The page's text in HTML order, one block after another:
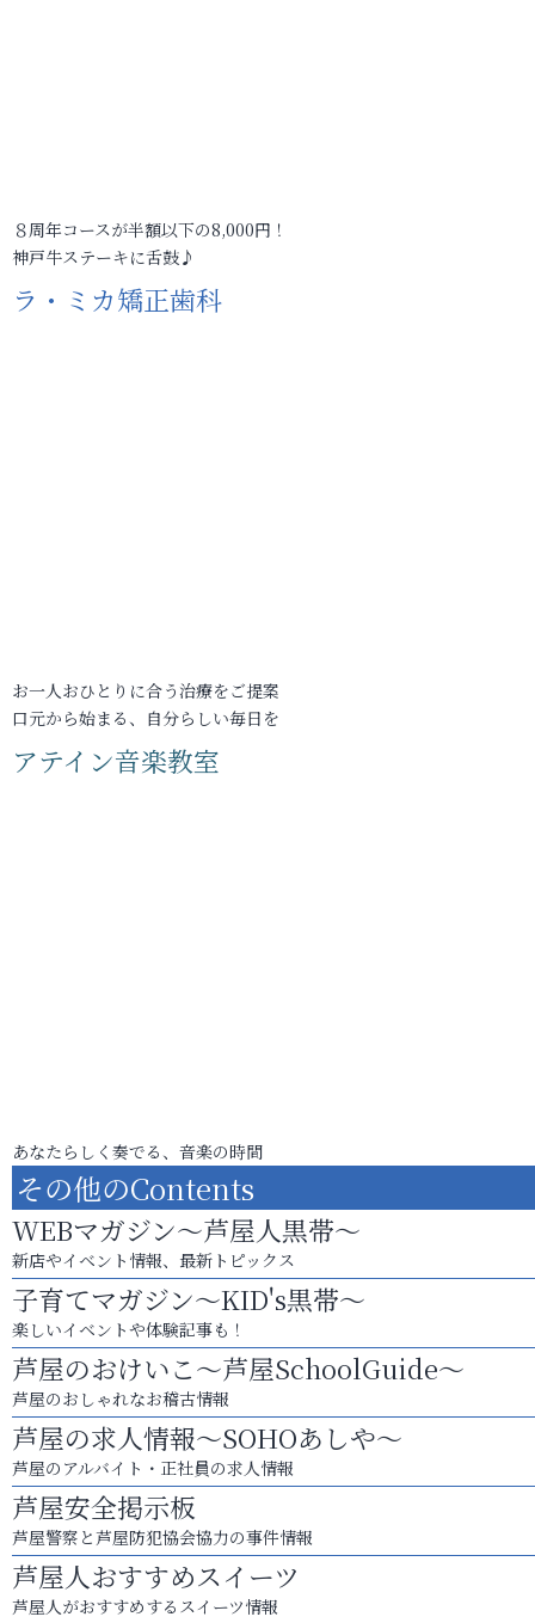
８周年コースが半額以下の8,000円！
神戸牛ステーキに舌鼓♪
ラ・ミカ矯正歯科
お一人おひとりに合う治療をご提案
口元から始まる、自分らしい毎日を
アテイン音楽教室
あなたらしく奏でる、音楽の時間
その他のContents
WEBマガジン～芦屋人黒帯～
新店やイベント情報、最新トピックス
子育てマガジン～KID's黒帯～
楽しいイベントや体験記事も！
芦屋のおけいこ～芦屋SchoolGuide～
芦屋のおしゃれなお稽古情報
芦屋の求人情報～SOHOあしや～
芦屋のアルバイト・正社員の求人情報
芦屋安全掲示板
芦屋警察と芦屋防犯協会協力の事件情報
芦屋人おすすめスイーツ
芦屋人がおすすめするスイーツ情報